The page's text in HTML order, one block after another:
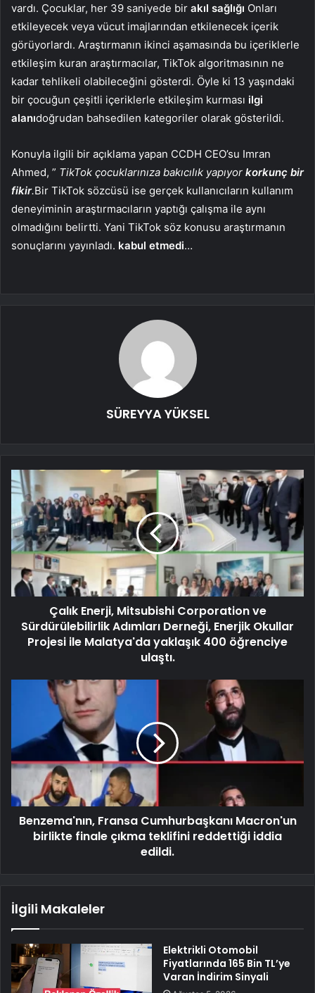
vardı. Çocuklar, her 39 saniyede bir akıl sağlığı Onları
etkileyecek veya vücut imajlarından etkilenecek içerik
görüyorlardı. Araştırmanın ikinci aşamasında bu içeriklerle
etkileşim kuran araştırmacılar, TikTok algoritmasının ne
kadar tehlikeli olabileceğini gösterdi. Öyle ki 13 yaşındaki
bir çocuğun çeşitli içeriklerle etkileşim kurması ilgi
alanıdoğrudan bahsedilen kategoriler olarak gösterildi.
Konuyla ilgili bir açıklama yapan CCDH CEO’su Imran
Ahmed, ” TikTok çocuklarınıza bakıcılık yapıyor korkunç bir
fikir.Bir TikTok sözcüsü ise gerçek kullanıcıların kullanım
deneyiminin araştırmacıların yaptığı çalışma ile aynı
olmadığını belirtti. Yani TikTok söz konusu araştırmanın
sonuçlarını yayınladı. kabul etmedi…
SÜREYYA YÜKSEL
Çalık Enerji, Mitsubishi Corporation ve
Sürdürülebilirlik Adımları Derneği, Enerjik Okullar
Projesi ile Malatya'da yaklaşık 400 öğrenciye
ulaştı.
Benzema'nın, Fransa Cumhurbaşkanı Macron'un
birlikte finale çıkma teklifini reddettiği iddia
edildi.
İlgili Makaleler
Elektrikli Otomobil
Fiyatlarında 165 Bin TL’ye
Varan İndirim Sinyali